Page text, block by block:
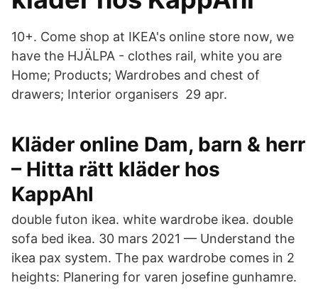
10+. Come shop at IKEA's online store now, we
have the HJÄLPA - clothes rail, white you are
Home; Products; Wardrobes and chest of
drawers; Interior organisers 29 apr.
Kläder online Dam, barn & herr
– Hitta rätt kläder hos
KappAhl
double futon ikea. white wardrobe ikea. double
sofa bed ikea. 30 mars 2021 — Understand the
ikea pax system. The pax wardrobe comes in 2
heights: Planering for varen josefine gunhamre.